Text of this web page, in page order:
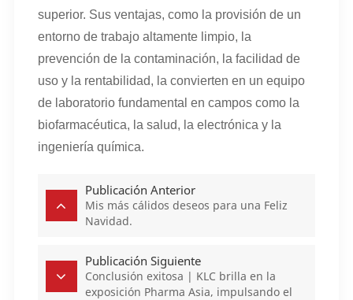
superior. Sus ventajas, como la provisión de un
entorno de trabajo altamente limpio, la
prevención de la contaminación, la facilidad de
uso y la rentabilidad, la convierten en un equipo
de laboratorio fundamental en campos como la
biofarmacéutica, la salud, la electrónica y la
ingeniería química.
Publicación Anterior
Mis más cálidos deseos para una Feliz
Navidad.
Publicación Siguiente
Conclusión exitosa | KLC brilla en la
exposición Pharma Asia, impulsando el